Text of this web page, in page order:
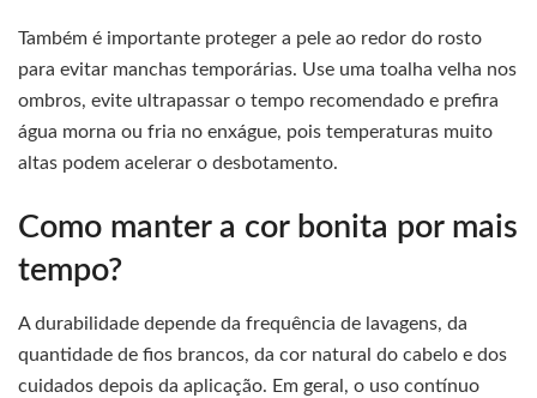
Também é importante proteger a pele ao redor do rosto
para evitar manchas temporárias. Use uma toalha velha nos
ombros, evite ultrapassar o tempo recomendado e prefira
água morna ou fria no enxágue, pois temperaturas muito
altas podem acelerar o desbotamento.
Como manter a cor bonita por mais
tempo?
A durabilidade depende da frequência de lavagens, da
quantidade de fios brancos, da cor natural do cabelo e dos
cuidados depois da aplicação. Em geral, o uso contínuo